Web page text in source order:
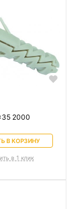
2000
В КОРЗИНУ
в 1 клик